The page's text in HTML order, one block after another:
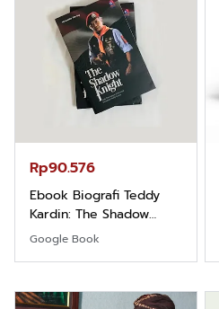
Rp90.576
Ebook Biografi Teddy
Kardin: The Shadow
Khight |
Google Book